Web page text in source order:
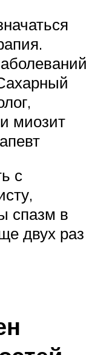
миозит
с
спазм в
двух раз